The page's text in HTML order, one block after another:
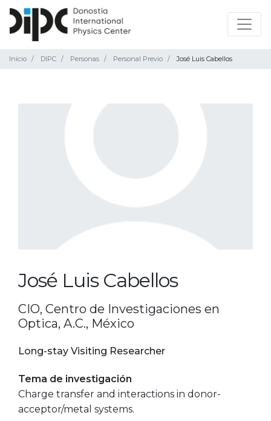
Inicio DIPC Personas Personal Previo José Luis Cabellos
José Luis Cabellos
CIO, Centro de Investigaciones en
Optica, A.C., México
Long-stay Visiting Researcher
Tema de investigación
Charge transfer and interactions in donor-
acceptor/metal systems.